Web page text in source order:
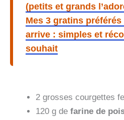
(petits et grands
Mes 3 gratins
arrive : simples et
souhait
2 grosses courgettes
120 g de farine de